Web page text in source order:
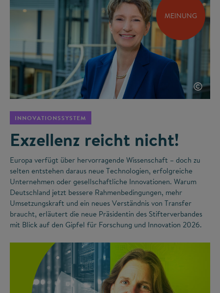
MEINUNG
©
INNOVATIONSSYSTEM
Exzellenz reicht nicht!
Europa verfügt über hervorragende Wissenschaft – doch zu
selten entstehen daraus neue Technologien, erfolgreiche
Unternehmen oder gesellschaftliche Innovationen. Warum
Deutschland jetzt bessere Rahmenbedingungen, mehr
Umsetzungskraft und ein neues Verständnis von Transfer
braucht, erläutert die neue Präsidentin des Stifterverbandes
mit Blick auf den Gipfel für Forschung und Innovation 2026.